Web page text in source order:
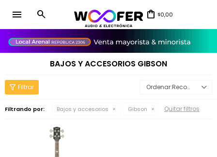
menu $0,00
BAJOS Y ACCESORIOS GIBSON
Recomendados
Filtrando por: Bajos y accesorios Gibson Quitar filtros
close